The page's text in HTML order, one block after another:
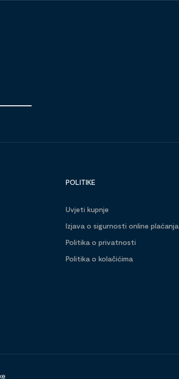
POLITIKE
Uvjeti kupnje
Izjava o sigurnosti online plaćanja
Politika o privatnosti
Politika o kolačićima